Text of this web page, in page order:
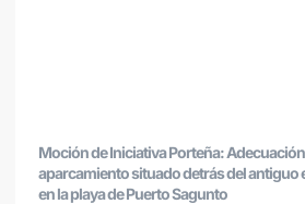
Moción de Iniciativa Porteña:
aparcamiento situado detrás del antiguo
en la playa de Puerto Sagunto